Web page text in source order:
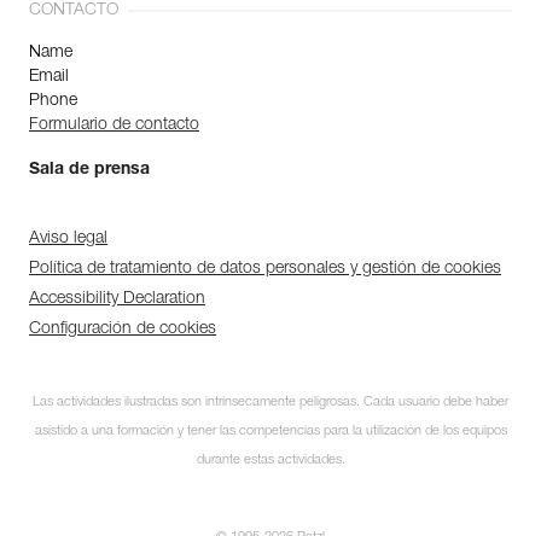
CONTACTO
Name
Email
Phone
Formulario de contacto
Sala de prensa
Aviso legal
Política de tratamiento de datos personales y gestión de cookies
Accessibility Declaration
Configuración de cookies
Las actividades ilustradas son intrínsecamente peligrosas. Cada usuario debe haber
asistido a una formación y tener las competencias para la utilización de los equipos
durante estas actividades.